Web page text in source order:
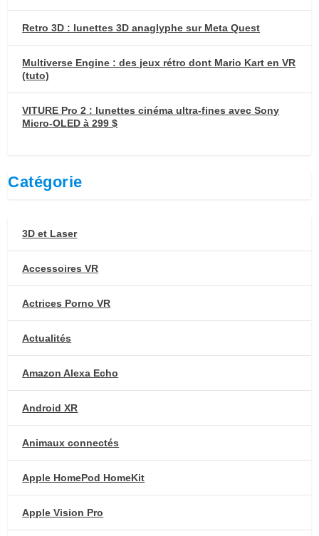
Retro 3D : lunettes 3D anaglyphe sur Meta Quest
Multiverse Engine : des jeux rétro dont Mario Kart en VR
(tuto)
VITURE Pro 2 : lunettes cinéma ultra-fines avec Sony
Micro-OLED à 299 $
Catégorie
3D et Laser
Accessoires VR
Actrices Porno VR
Actualités
Amazon Alexa Echo
Android XR
Animaux connectés
Apple HomePod HomeKit
Apple Vision Pro